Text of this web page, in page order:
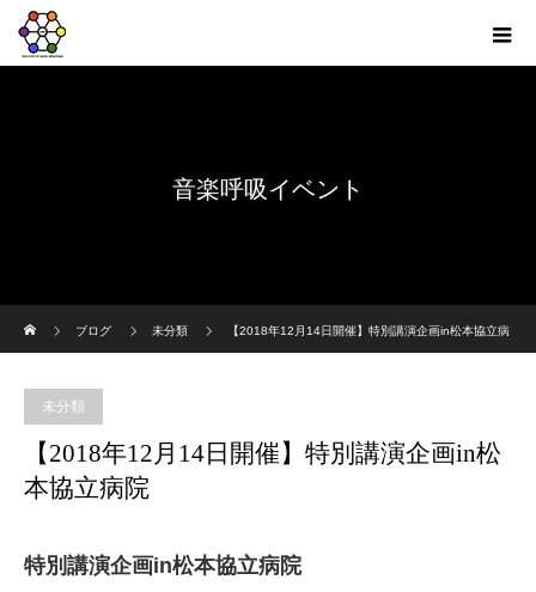
音楽呼吸イベント
ブログ
未分類 【2018年12月14日開催】特別講演企画in松本協立病
未分類
【2018年12月14日開催】特別講演企画in松
本協立病院
特別講演企画in松本協立病院